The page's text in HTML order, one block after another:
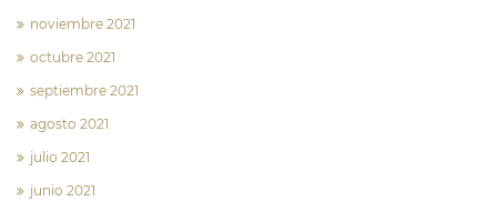
noviembre 2021
octubre 2021
septiembre 2021
agosto 2021
julio 2021
junio 2021